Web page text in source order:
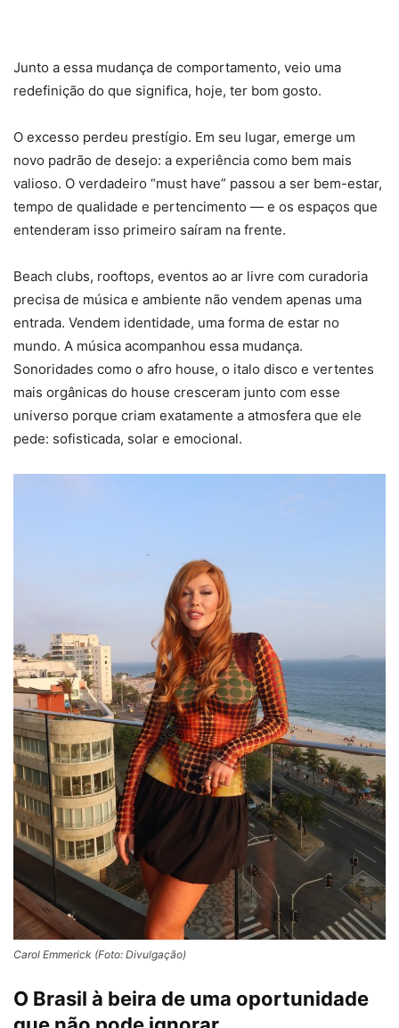
Junto a essa mudança de comportamento, veio uma
redefinição do que significa, hoje, ter bom gosto.
O excesso perdeu prestígio. Em seu lugar, emerge um
novo padrão de desejo: a experiência como bem mais
valioso. O verdadeiro “must have” passou a ser bem-estar,
tempo de qualidade e pertencimento — e os espaços que
entenderam isso primeiro saíram na frente.
Beach clubs, rooftops, eventos ao ar livre com curadoria
precisa de música e ambiente não vendem apenas uma
entrada. Vendem identidade, uma forma de estar no
mundo. A música acompanhou essa mudança.
Sonoridades como o afro house, o italo disco e vertentes
mais orgânicas do house cresceram junto com esse
universo porque criam exatamente a atmosfera que ele
pede: sofisticada, solar e emocional.
Carol Emmerick (Foto: Divulgação)
O Brasil à beira de uma oportunidade